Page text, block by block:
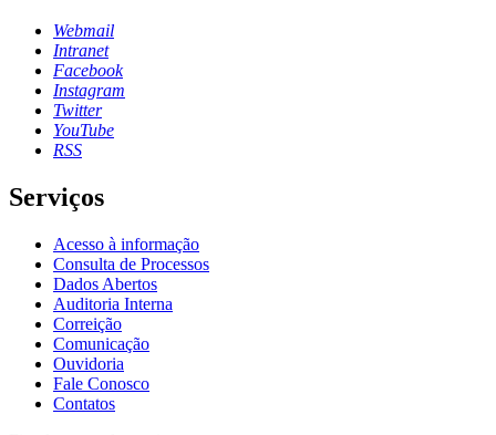
Webmail
Intranet
Facebook
Instagram
Twitter
YouTube
RSS
Serviços
Acesso à informação
Consulta de Processos
Dados Abertos
Auditoria Interna
Correição
Comunicação
Ouvidoria
Fale Conosco
Contatos